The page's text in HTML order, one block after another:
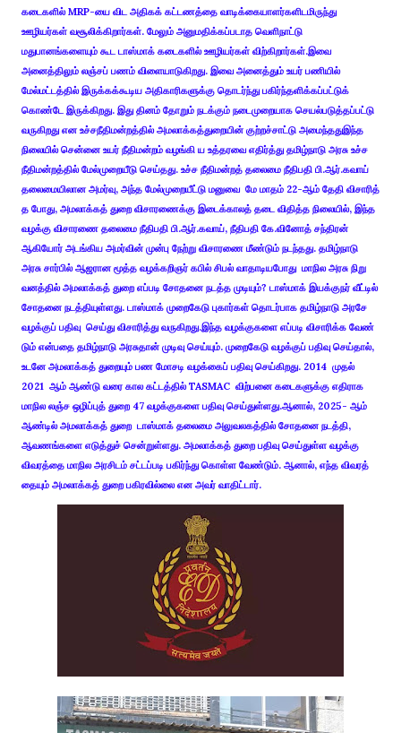
கடைகளில் MRP-யை விட அதிகக் கட்டணத்தை வாடிக்கையாளர்களிடமிருந்து
ஊழியர்கள் வசூலிக்கிறார்கள். மேலும் அனுமதிக்கப்படாத வெளிநாட்டு
மதுபானங்களையும் கூட டாஸ்மாக் கடைகளில் ஊழியர்கள் விற்கிறார்கள்.இவை
அனைத்திலும் லஞ்சப் பணம் விளையாடுகிறது. இவை அனைத்தும் உயர் பணியில்
மேல்மட்டத்தில் இருக்கக்கூடிய அதிகாரிகளுக்கு தொடர்ந்து பகிர்ந்தளிக்கப்பட்டுக்
கொண்டே இருக்கிறது. இது தினம் தோறும் நடக்கும் நடைமுறையாக செயல்படுத்தப்பட்டு
வருகிறது என உச்சநீதிமன்றத்தில் அமலாக்கத்துறையின் குற்றச்சாட்டு அமைந்ததுஇந்த
நிலையில் சென்னை உயர் நீதிமன்றம் வழங்கி ய உத்​தரவை எதிர்த்து தமிழ்​நாடு அரசு உச்ச
நீதி​மன்​றத்​தில் மேல்​முறை​யீடு செய்​தது. உச்ச நீதி​மன்றத் தலைமை நீதிபதி பி.ஆர்.க​வாய்
தலை​மையி​லான அமர்​வு, அந்த மேல்​முறை​யீட்டு மனுவை மே மாதம் 22-ஆம் தேதி விசா​ரித்​
த போது, அமலாக்கத் துறை விசா​ரணைக்கு இடைக்​காலத் தடை விதித்​த நிலை​யில், இந்த
வழக்கு விசா​ரணை தலைமை நீதிபதி பி.ஆர்​.க​வாய், நீதிபதி கே.​வினோத் சந்​திரன்
ஆகியோர் அடங்​கிய அமர்வின் முன்பு நேற்று விசாரணை மீண்​டும் நடந்​தது. தமிழ்​நாடு
அரசு சார்​பில் ஆஜரான மூத்த வழக்​கறிஞர் கபில் சிபல் வாதாடிய​போது மாநில அரசு நிறு​
வனத்​தில் அமலாக்​கத் துறை எப்​படி சோதனை நடத்த முடி​யும்? டாஸ்​மாக் இயக்​குநர் வீட்​டில்
சோதனை நடத்​தி​யுள்​ளது. டாஸ்​மாக் முறை​கேடு புகார்​கள் தொடர்​பாக தமிழ்​நாடு அரசே
வழக்​குப் பதிவு செய்து விசா​ரித்து வரு​கிறது.இந்த வழக்​கு​களை எப்​படி விசா​ரிக்க வேண்​
டும் என்​பதை தமிழ்​நாடு அரசு​தான் முடிவு செய்​யும். முறை​கேடு வழக்​குப் பதிவு செய்​தால்,
உடனே அமலாக்​கத் துறை​யும் பண மோசடி வழக்​கைப் பதிவு செய்​கிறது. 2014 முதல்
2021 ஆம் ஆண்டு வரை கால கட்​டத்​தில் TASMAC விற்​பனை கடைகளுக்கு எதி​ராக
மாநில லஞ்ச ஒழிப்​புத் துறை 47 வழக்​கு​களை பதிவு செய்​துள்​ளது.ஆனால், 2025- ஆம்
ஆண்டில் அமலாக்​கத் துறை டாஸ்​மாக் தலைமை அலு​வல​கத்​தில் சோதனை நடத்​தி,
ஆவணங்​களை எடுத்​துச் சென்​றுள்​ளது. அமலாக்​கத் துறை பதிவு செய்​துள்ள வழக்கு
விவரத்தை மாநில அரசிடம் சட்​டப்​படி பகிர்ந்து கொள்ள வேண்​டும். ஆனால், எந்த விவரத்​
தை​யும் அமலாக்​கத் துறை பகிர​வில்​லை என அவர் வாதிட்​டார்.